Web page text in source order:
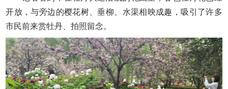
开放，与旁边的樱花树、垂柳、水渠相映成趣，吸引了许多
市民前来赏牡丹、拍照留念。